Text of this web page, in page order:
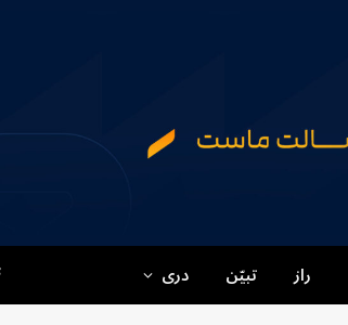
راز تبیّن دری